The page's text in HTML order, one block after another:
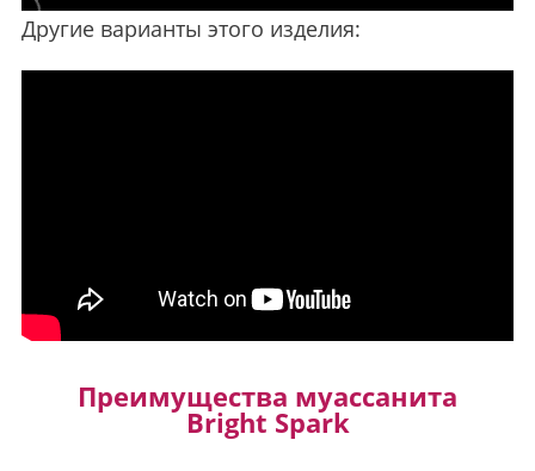
Другие варианты этого изделия:
Преимущества муассанита
Bright Spark